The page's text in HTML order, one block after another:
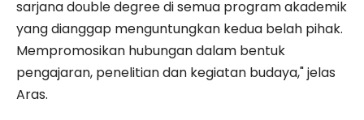
sarjana double degree di semua program akademik
yang dianggap menguntungkan kedua belah pihak.
Mempromosikan hubungan dalam bentuk
pengajaran, penelitian dan kegiatan budaya," jelas
Aras.